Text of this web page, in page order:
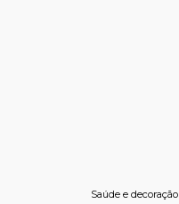
Saúde e decoração